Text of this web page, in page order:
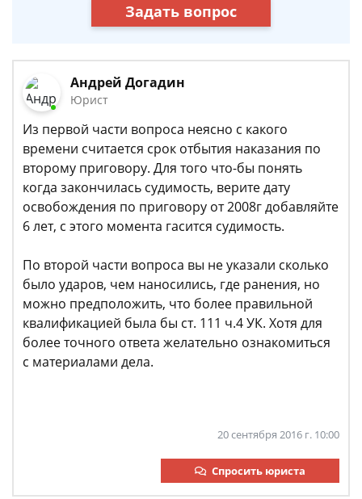
Задать вопрос
Андрей Догадин
Юрист
Из первой части вопроса неясно с какого
времени считается срок отбытия наказания по
второму приговору. Для того что-бы понять
когда закончилась судимость, верите дату
освобождения по приговору от 2008г добавляйте
6 лет, с этого момента гасится судимость.
По второй части вопроса вы не указали сколько
было ударов, чем наносились, где ранения, но
можно предположить, что более правильной
квалификацией была бы ст. 111 ч.4 УК. Хотя для
более точного ответа желательно ознакомиться
с материалами дела.
20 сентября 2016 г. 10:00
Спросить юриста